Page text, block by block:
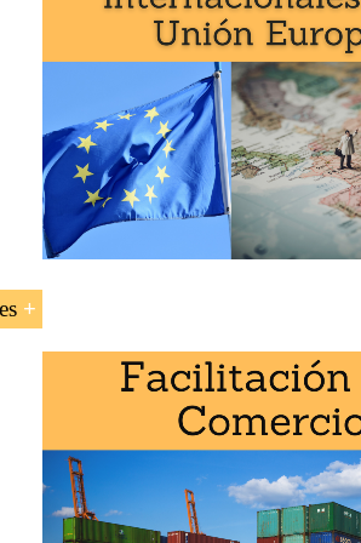
Chypre Chipre.
asignatura «Negocios en Chipre»: 1